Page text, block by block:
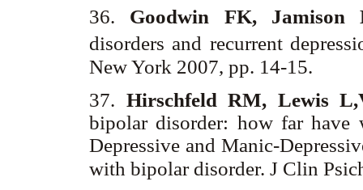
36. Goodwin FK,
disorders and recurrent
New York 2007, pp. 14-15.
37. Hirschfeld RM, Lewis
bipolar disorder: how far have
Depressive and Manic-
with bipolar disorder. J Clin